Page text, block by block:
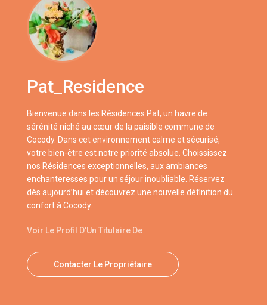
Pat_Residence
Bienvenue dans les Résidences Pat, un havre de
sérénité niché au cœur de la paisible commune de
Cocody. Dans cet environnement calme et sécurisé,
votre bien-être est notre priorité absolue. Choississez
nos Résidences exceptionnelles, aux ambiances
enchanteresses pour un séjour inoubliable. Réservez
dès aujourd’hui et découvrez une nouvelle définition du
confort à Cocody.
Voir Le Profil D'Un Titulaire De
Contacter Le Propriétaire